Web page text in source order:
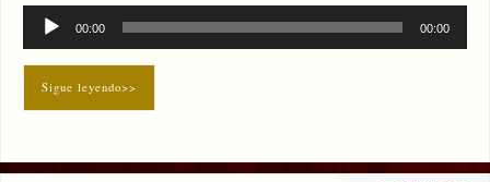
Reproductor
de
audio
00:00 00:00
Sigue leyendo>>